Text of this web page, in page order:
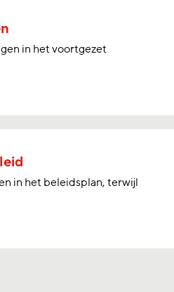
in het voortgezet
in het beleidsplan, terwijl